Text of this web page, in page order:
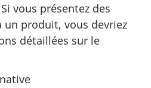
vous présentez des
un produit, vous devriez
détaillées sur le